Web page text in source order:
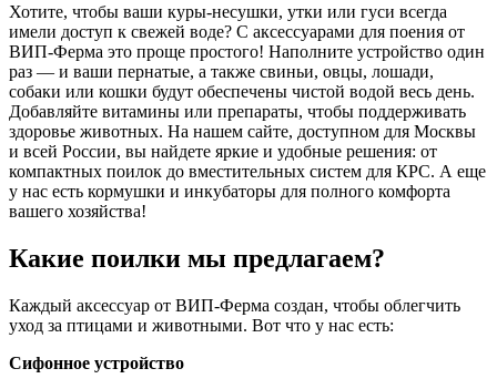
Хотите, чтобы ваши куры-несушки, утки или гуси всегда
имели доступ к свежей воде? С аксессуарами для поения от
ВИП-Ферма это проще простого! Наполните устройство один
раз — и ваши пернатые, а также свиньи, овцы, лошади,
собаки или кошки будут обеспечены чистой водой весь день.
Добавляйте витамины или препараты, чтобы поддерживать
здоровье животных. На нашем сайте, доступном для Москвы
и всей России, вы найдете яркие и удобные решения: от
компактных поилок до вместительных систем для КРС. А еще
у нас есть кормушки и инкубаторы для полного комфорта
вашего хозяйства!
Какие поилки мы предлагаем?
Каждый аксессуар от ВИП-Ферма создан, чтобы облегчить
уход за птицами и животными. Вот что у нас есть:
Сифонное устройство